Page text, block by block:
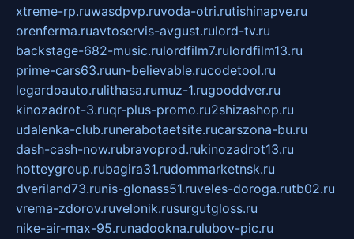
xtreme-rp.ruwasdpvp.ruvoda-otri.rutishinapve.ru
orenferma.ruavtoservis-avgust.rulord-tv.ru
backstage-682-music.rulordfilm7.rulordfilm13.ru
prime-cars63.ruun-believable.rucodetool.ru
legardoauto.rulithasa.rumuz-1.rugooddver.ru
kinozadrot-3.ruqr-plus-promo.ru2shizashop.ru
udalenka-club.runerabotaetsite.rucarszona-bu.ru
dash-cash-now.rubravoprod.rukinozadrot13.ru
hotteygroup.rubagira31.rudommarketnsk.ru
dveriland73.runis-glonass51.ruveles-doroga.rutb02.ru
vrema-zdorov.ruvelonik.rusurgutgloss.ru
nike-air-max-95.runadookna.rulubov-pic.ru